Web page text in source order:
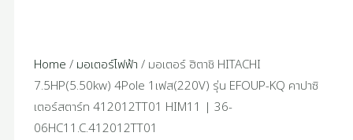
Home / มอเตอร์ไฟฟ้า / มอเตอร์ ฮิตาชิ HITACHI
7.5HP(5.50kw) 4Pole 1เฟส(220V) รุ่น EFOUP-KQ คาปาซิ
เตอร์สตาร์ท 412012TT01 HIM11 | 36-
06HC11.C.412012TT01
412012TT01
HIM11
|
36-